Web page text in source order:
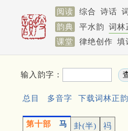
阅读 综合 诗话
韵典
平水韵 词林
课堂
律绝创作 填
输入韵字：
总目 多音字 下载词林正
第十部 马 卦(半) 祃